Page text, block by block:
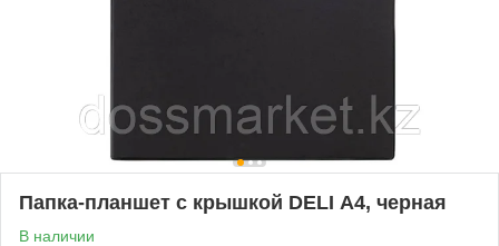
Папка-планшет с крышкой DELI А4, черная
В наличии